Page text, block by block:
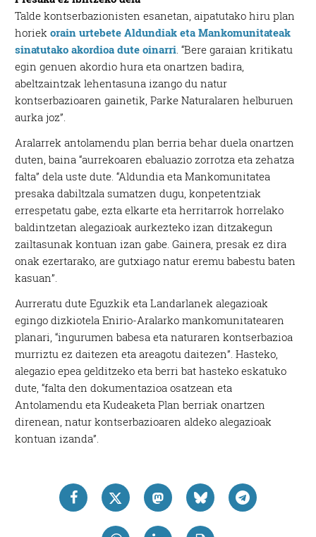
Talde kontserbazionisten esanetan, aipatutako hiru plan
horiekorain urtebete Aldundiak eta Mankomunitateak
sinatutako akordioa dute oinarri. “Bere garaian kritikatu
egin genuen akordio hura eta onartzen badira,
abeltzaintzak lehentasuna izango du natur
kontserbazioaren gainetik, Parke Naturalaren helburuen
aurka joz”.
Aralarrek antolamendu plan berria behar duela onartzen
duten, baina “aurrekoaren ebaluazio zorrotza eta zehatza
falta” dela uste dute. “Aldundia eta Mankomunitatea
presaka dabiltzala sumatzen dugu, konpetentziak
errespetatu gabe, ezta elkarte eta herritarrok horrelako
baldintzetan alegazioak aurkezteko izan ditzakegun
zailtasunak kontuan izan gabe. Gainera, presak ez dira
onak ezertarako, are gutxiago natur eremu babestu baten
kasuan”.
Aurreratu dute Eguzkik eta Landarlanek alegazioak
egingo dizkiotela Enirio-Aralarko mankomunitatearen
planari, “ingurumen babesa eta naturaren kontserbazioa
murriztu ez daitezen eta areagotu daitezen”. Hasteko,
alegazio epea gelditzeko eta berri bat hasteko eskatuko
dute, “falta den dokumentazioa osatzean eta
Antolamendu eta Kudeaketa Plan berriak onartzen
direnean, natur kontserbazioaren aldeko alegazioak
kontuan izanda”.